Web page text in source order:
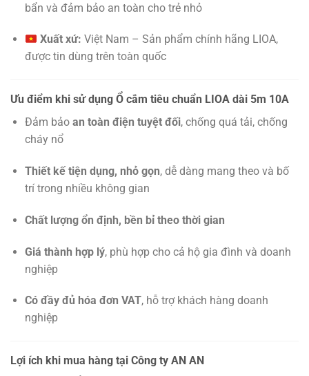
bẩn và đảm bảo an toàn cho trẻ nhỏ
Xuất xứ: Việt Nam – Sản phẩm chính hãng LIOA,
được tin dùng trên toàn quốc
Ưu điểm khi sử dụng Ổ cắm tiêu chuẩn LIOA dài 5m 10A
Đảm bảo an toàn điện tuyệt đối, chống quá tải, chống
cháy nổ
Thiết kế tiện dụng, nhỏ gọn, dễ dàng mang theo và bố
trí trong nhiều không gian
Chất lượng ổn định, bền bỉ theo thời gian
Giá thành hợp lý, phù hợp cho cả hộ gia đình và doanh
nghiệp
Có đầy đủ hóa đơn VAT, hỗ trợ khách hàng doanh
nghiệp
Lợi ích khi mua hàng tại Công ty AN AN